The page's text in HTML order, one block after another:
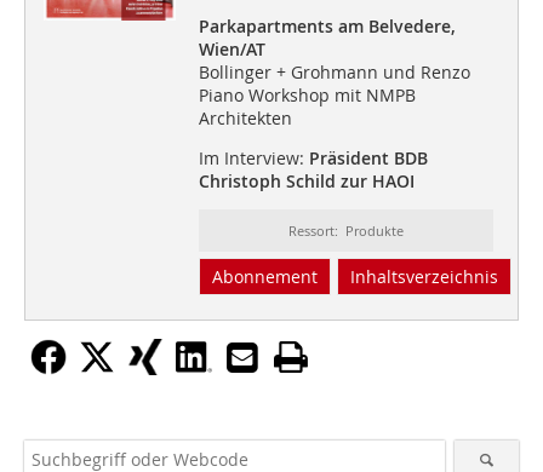
Parkapartments am Belvedere,
Wien/AT
Bollinger + Grohmann und Renzo
Piano Workshop mit NMPB
Architekten
Im Interview: Präsident BDB
Christoph Schild zur HAOI
Ressort: Produkte
Abonnement Inhaltsverzeichnis